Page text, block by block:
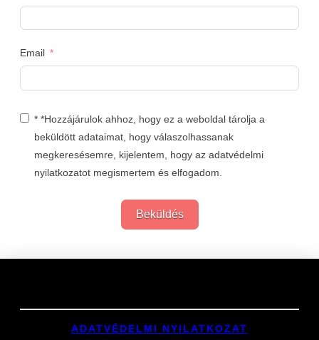
Email
* *Hozzájárulok ahhoz, hogy ez a weboldal tárolja a
beküldött adataimat, hogy válaszolhassanak
megkeresésemre, kijelentem, hogy az adatvédelmi
nyilatkozatot megismertem és elfogadom.
Beküldés
ADATVÉDELMI NYILATKOZAT